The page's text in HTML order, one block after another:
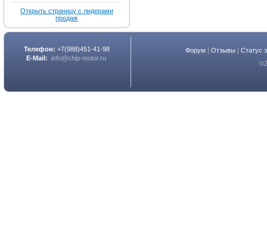
Открыть страницу с лидерами
продаж
Телефон: +7(988)451-41-98
E-Mail: info@chip-motor.ru
Форум |Отзывы |Статус